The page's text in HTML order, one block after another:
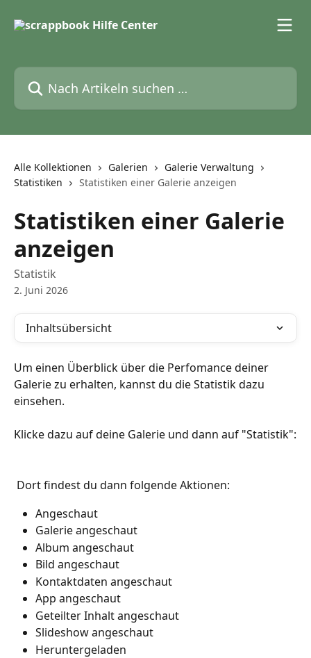
Nach Artikeln suchen …
Alle Kollektionen Galerien
Galerie Verwaltung
Statistiken
Statistiken einer Galerie anzeigen
Statistiken einer Galerie
anzeigen
Statistik
2. Juni 2026
Inhaltsübersicht
Um einen Überblick über die Perfomance deiner
Galerie zu erhalten, kannst du die Statistik dazu
einsehen.
Klicke dazu auf deine Galerie und dann auf "Statistik":
Dort findest du dann folgende Aktionen:
Angeschaut
Galerie angeschaut
Album angeschaut
Bild angeschaut
Kontaktdaten angeschaut
App angeschaut
Geteilter Inhalt angeschaut
Slideshow angeschaut
Heruntergeladen